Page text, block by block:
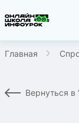
Главная
Вернуться в